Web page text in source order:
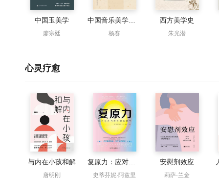
中国玉美学
廖宗廷 杨赛
西方美学史
朱光潜
心灵疗愈
与内在小孩和解
唐明刚 史蒂芬妮·阿兹里
安慰剂效应
莉萨·兰金